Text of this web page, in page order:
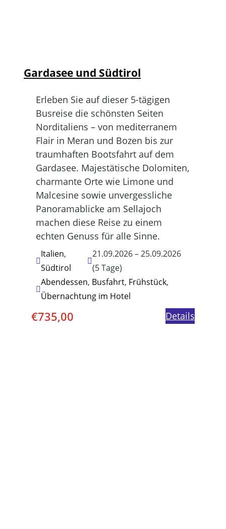
Gardasee und Südtirol
Erleben Sie auf dieser 5-tägigen
Busreise die schönsten Seiten
Norditaliens – von mediterranem
Flair in Meran und Bozen bis zur
traumhaften Bootsfahrt auf dem
Gardasee. Majestätische Dolomiten,
charmante Orte wie Limone und
Malcesine sowie unvergessliche
Panoramablicke am Sellajoch
machen diese Reise zu einem
echten Genuss für alle Sinne.
Italien,
Südtirol
21.09.2026 – 25.09.2026
(5 Tage)
Abendessen, Busfahrt, Frühstück,
Übernachtung im Hotel
€735,00 Details